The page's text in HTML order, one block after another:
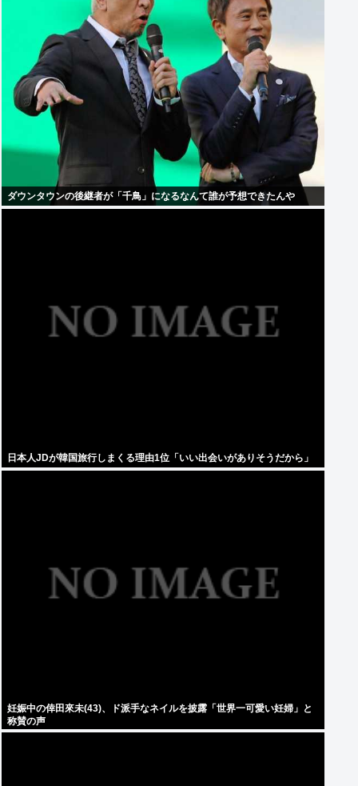
ダウンタウンの後継者が「千鳥」になるなんて誰が予想できたんや
日本人JDが韓国旅行しまくる理由1位「いい出会いがありそうだから」
妊娠中の倖田來未(43)、ド派手なネイルを披露「世界一可愛い妊婦」と
称賛の声